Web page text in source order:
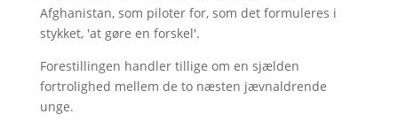
Afghanistan, som piloter for, som det formuleres i
stykket, 'at gøre en forskel'.
Forestillingen handler tillige om en sjælden
fortrolighed mellem de to næsten jævnaldrende
unge.